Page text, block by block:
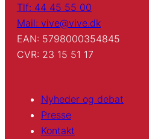
Tlf: 44 45 55 00
Mail: vive@vive.dk
EAN: 5798000354845
CVR: 23 15 51 17
Nyheder og debat
Presse
Kontakt